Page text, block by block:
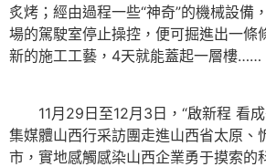
炙烤；經由過程一些“神奇”的機械設備
場的駕駛室停止操控，便可掘進出一條
新的施工工藝，4天就能蓋起一層樓……
11月29日至12月3日，“啟新程 看成
集媒體山西行采訪團走進山西省太原、
市，實地感觸感染山西企業勇于摸索的